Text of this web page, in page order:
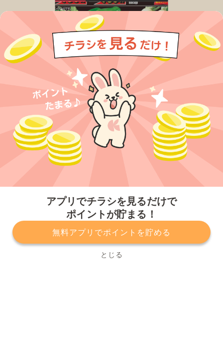
アプリでチラシを見るだけで
ポイントが貯まる！
無料アプリでポイントを貯める
とじる
プライバシーポリシー 利用規約
運営会社
サービスに関してのお問い合わせ